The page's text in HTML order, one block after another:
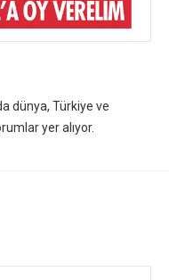
dünya, Türkiye ve
yer alıyor.